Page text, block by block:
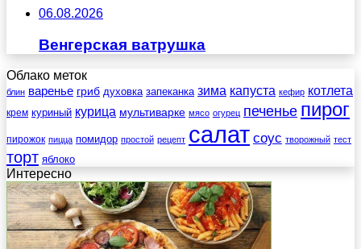
06.08.2026
Венгерская ватрушка
Облако меток
блин варенье гриб духовка запеканка зима капуста кефир котлета
крем куриный курица мультиварке мясо огурец печенье пирог
пирожок пицца помидор простой рецепт салат соус творожный тест
торт яблоко
Интересно